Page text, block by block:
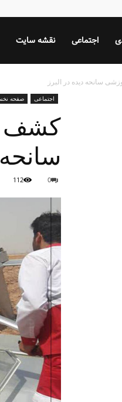
نقشه سایت اجتماعی
سانحه دیده در البرز
اجتماعی صفحه
کشف
سانحه
0
112